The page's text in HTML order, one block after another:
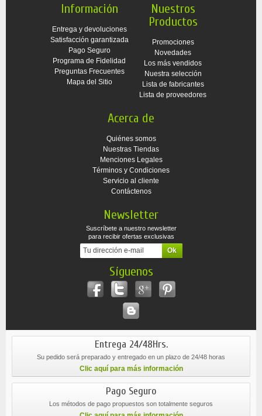
Información
Entrega y devoluciones
Satisfacción garantizada
Pago Seguro
Programa de Fidelidad
Preguntas Frecuentes
Mapa del Sitio
Nuestros
Productos
Promociones
Novedades
Los más vendidos
Nuestra selección
Lista de fabricantes
Lista de proveedores
Acerca de
Quiénes somos
Nuestras Tiendas
Menciones Legales
Términos y Condiciones
Servicio al cliente
Contáctenos
Newsletter
Suscríbete a nuestro newsletter
para recibir ofertas exclusivas
Síguenos
Entrega 24/48Hrs.
Su pedido será preparado y entregado en un plazo de 24/48 horas
Clic aquí para más información
Pago Seguro
Los métodos de pago propuestos son totalmente seguros